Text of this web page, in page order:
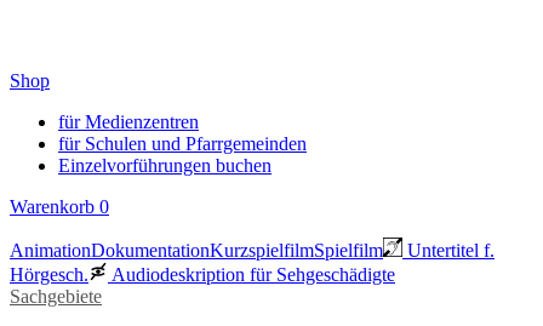
Shop
für Medienzentren
für Schulen und Pfarrgemeinden
Einzelvorführungen buchen
Warenkorb 0
AnimationDokumentationKurzspielfilmSpielfilm
Untertitel f.
Hörgesch.
Audiodeskription für Sehgeschädigte
Sachgebiete